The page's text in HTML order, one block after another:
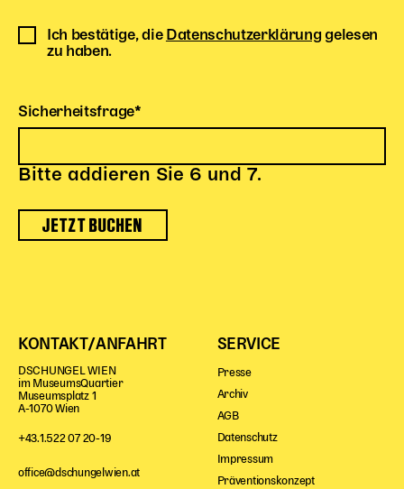
Ich bestätige, die Datenschutzerklärung gelesen
zu haben.
Pflichtfeld
Sicherheitsfrage*
Bitte addieren Sie 6 und 7.
JETZT BUCHEN
KONTAKT/ANFAHRT
DSCHUNGEL WIEN
im MuseumsQuartier
Museumsplatz 1
A-1070 Wien
+43.1.522 07 20-19
office@dschungelwien.at
SERVICE
Presse
Archiv
AGB
Datenschutz
Impressum
Präventionskonzept